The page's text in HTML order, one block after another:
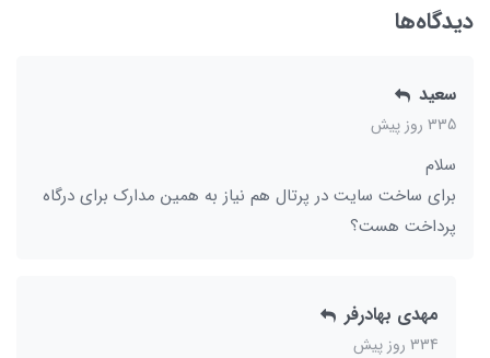
دیدگاه‌ها
سعید
335 روز پیش
سلام
برای ساخت سایت در پرتال هم نیاز به همین مدارک برای درگاه
پرداخت هست؟
مهدی بهادرفر
334 روز پیش